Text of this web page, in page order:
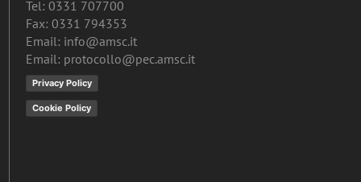
Tel: 0331 707700
Fax: 0331 794353
Email: info@amsc.it
Email: protocollo@pec.amsc.it
Privacy Policy
Cookie Policy